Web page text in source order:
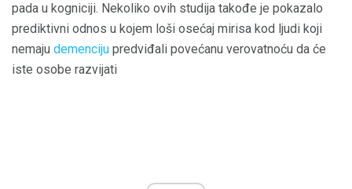
pada u kogniciji. Nekoliko ovih studija takođe je pokazalo
prediktivni odnos u kojem loši osećaj mirisa kod ljudi koji
nemaju demenciju predviđali povećanu verovatnoću da će
iste osobe razvijati